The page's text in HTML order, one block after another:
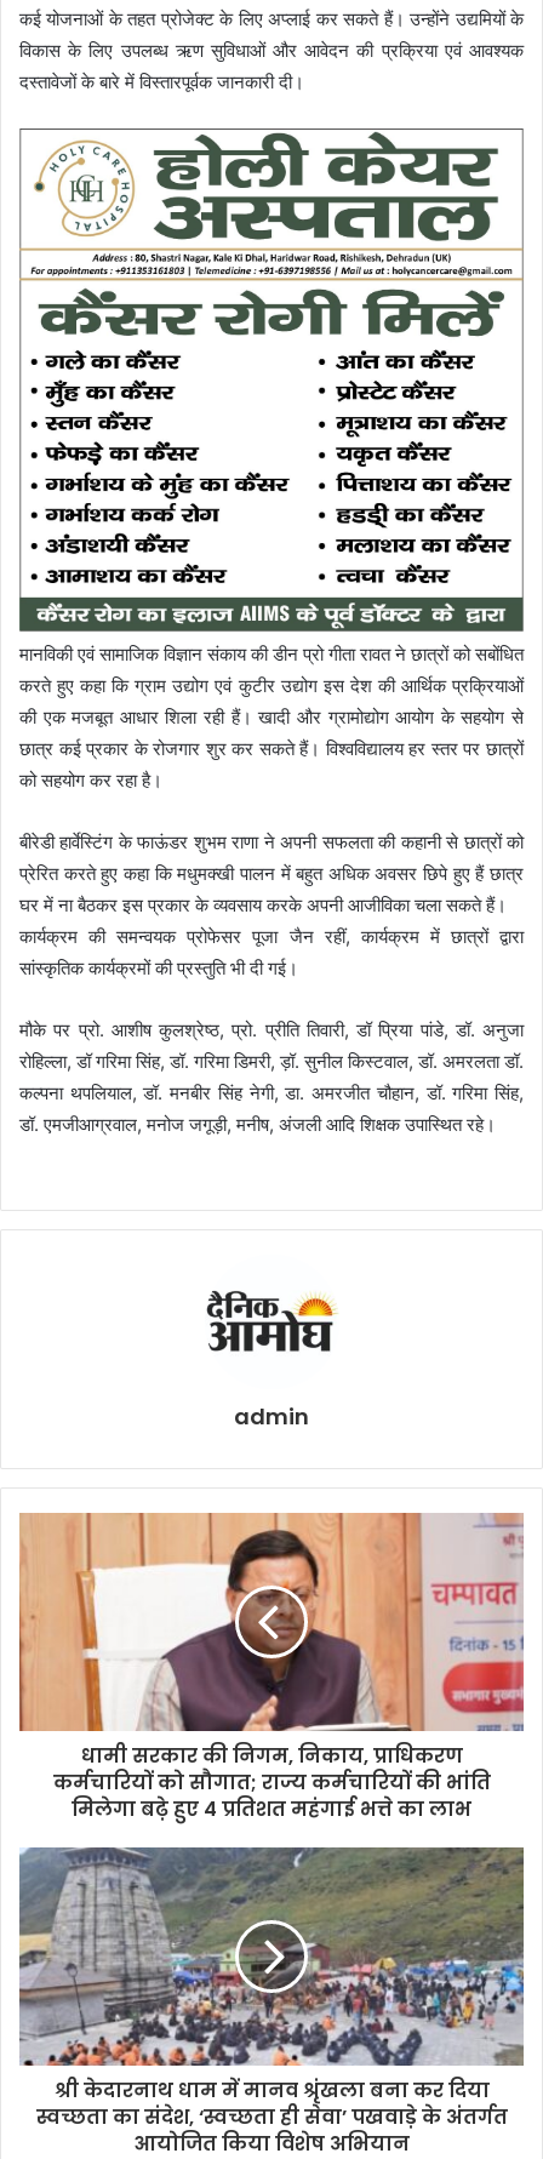
कई योजनाओं के तहत प्रोजेक्ट के लिए अप्लाई कर सकते हैं। उन्होंने उद्यमियों के
विकास के लिए उपलब्ध ऋण सुविधाओं और आवेदन की प्रक्रिया एवं आवश्यक
दस्तावेजों के बारे में विस्तारपूर्वक जानकारी दी।
मानविकी एवं सामाजिक विज्ञान संकाय की डीन प्रो गीता रावत ने छात्रों को सबोंधित
करते हुए कहा कि ग्राम उद्योग एवं कुटीर उद्योग इस देश की आर्थिक प्रक्रियाओं
की एक मजबूत आधार शिला रही हैं। खादी और ग्रामोद्योग आयोग के सहयोग से
छात्र कई प्रकार के रोजगार शुर कर सकते हैं। विश्वविद्यालय हर स्तर पर छात्रों
को सहयोग कर रहा है।
बीरेडी हार्वेस्टिंग के फाऊंडर शुभम राणा ने अपनी सफलता की कहानी से छात्रों को
प्रेरित करते हुए कहा कि मधुमक्खी पालन में बहुत अधिक अवसर छिपे हुए हैं छात्र
घर में ना बैठकर इस प्रकार के व्यवसाय करके अपनी आजीविका चला सकते हैं।
कार्यक्रम की समन्वयक प्रोफेसर पूजा जैन रहीं, कार्यक्रम में छात्रों द्वारा
सांस्कृतिक कार्यक्रमों की प्रस्तुति भी दी गई।
मौके पर प्रो. आशीष कुलश्रेष्ठ, प्रो. प्रीति तिवारी, डॉ प्रिया पांडे, डॉ. अनुजा
रोहिल्ला, डॉ गरिमा सिंह, डॉ. गरिमा डिमरी, ड़ॉ. सुनील किस्टवाल, डॉ. अमरलता डॉ.
कल्पना थपलियाल, डॉ. मनबीर सिंह नेगी, डा. अमरजीत चौहान, डॉ. गरिमा सिंह,
डॉ. एमजीआग्रवाल, मनोज जगूड़ी, मनीष, अंजली आदि शिक्षक उपास्थित रहे।
admin
धामी सरकार की निगम, निकाय, प्राधिकरण
कर्मचारियों को सौगात; राज्य कर्मचारियों की भांति
मिलेगा बढ़े हुए 4 प्रतिशत महंगाई भत्ते का लाभ
श्री केदारनाथ धाम में मानव श्रृंखला बना कर दिया
स्वच्छता का संदेश, ‘स्वच्छता ही सेवा’ पखवाड़े के अंतर्गत
आयोजित किया विशेष अभियान